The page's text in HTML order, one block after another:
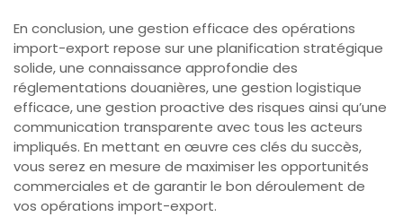
En conclusion, une gestion efficace des opérations
import-export repose sur une planification stratégique
solide, une connaissance approfondie des
réglementations douanières, une gestion logistique
efficace, une gestion proactive des risques ainsi qu’une
communication transparente avec tous les acteurs
impliqués. En mettant en œuvre ces clés du succès,
vous serez en mesure de maximiser les opportunités
commerciales et de garantir le bon déroulement de
vos opérations import-export.